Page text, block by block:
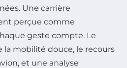
Une carrière
perçue comme
geste compte. Le
la mobilité douce, le recours
et une analyse